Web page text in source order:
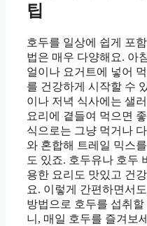
팁
호두를 일상에 쉽게 포
법은 매우 다양해요. 아
얼이나 요거트에 넣어
를 건강하게 시작할 수
이나 저녁 식사에는 샐
요리에 곁들여 먹으면
식으로는 그냥 먹거나
와 혼합해 트레일 믹스
도 있죠. 호두유나 호두
용한 요리도 맛있고 건
요. 이렇게 간편하면서
방법으로 호두를 섭취할
니, 매일 호두를 즐겨보